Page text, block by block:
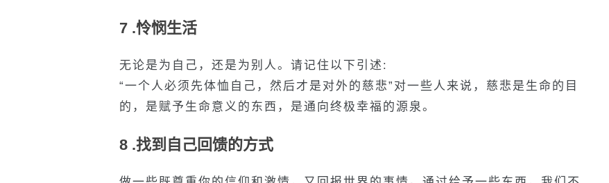
7 .怜悯生活
无论是为自己，还是为别人。请记住以下引述:
“一个人必须先体恤自己，然后才是对外的慈悲”对一些人来说，慈悲是生命的目
的，是赋予生命意义的东西，是通向终极幸福的源泉。
8 .找到自己回馈的方式